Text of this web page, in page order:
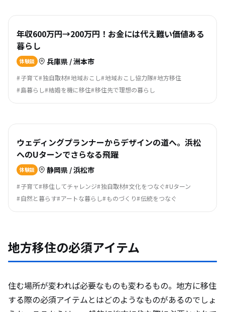
年収600万円→200万円！お金には代え難い価値ある
暮らし
体験談 兵庫県 / 洲本市
子育て 独自取材 地域おこし 地域おこし協力隊 地方移住
島暮らし 結婚を機に移住 移住先で理想の暮らし
ウェディングプランナーからデザインの道へ。浜松
へのUターンでさらなる飛躍
体験談 静岡県 / 浜松市
子育て 移住してチャレンジ 独自取材 文化をつなぐ
Uターン
自然と暮らす アートな暮らし ものづくり 伝統をつなぐ
地方移住の必須アイテム
住む場所が変われば必要なものも変わるもの。地方に移住
する際の必須アイテムとはどのようなものがあるのでしょ